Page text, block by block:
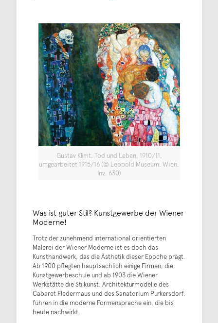
Gustav Klimt, Tod und Leben, 1910/11,
umgearbeitet 1915/16 (© Leopold Museum, Wien,
Inv. 630)
Was ist guter Stil? Kunstgewerbe der Wiener
Moderne!
Trotz der zunehmend international orientierten
Malerei der Wiener Moderne ist es doch das
Kunsthandwerk, das die Ästhetik dieser Epoche prägt.
Ab 1900 pflegten hauptsächlich einige Firmen, die
Kunstgewerbeschule und ab 1903 die Wiener
Werkstätte die Stilkunst: Architekturmodelle des
Cabaret Fledermaus und des Sanatorium Purkersdorf,
führen in die moderne Formensprache ein, die bis
heute nachwirkt.